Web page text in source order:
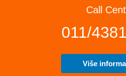
Call
011/
Više